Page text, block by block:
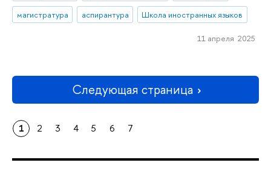
магистратура
аспирантура Школа иностранных языков
11 апреля 2025
Следующая страница
1 2 3 4 5 6 7